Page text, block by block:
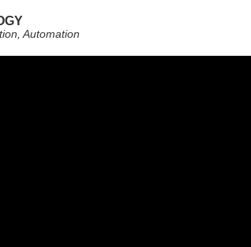
Automation